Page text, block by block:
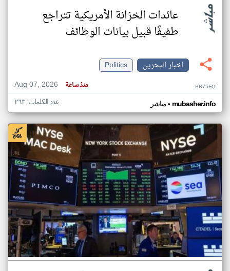
عائدات الخزانة الأمريكية تتراجع
طفيفًا قبيل بيانات الوظائف
اخبار البحرين
Politics
Aug 07, 2026
منذ ساعة BB75FQ
مباشر• mubasher.info عدد الكلمات: ٢٦٣